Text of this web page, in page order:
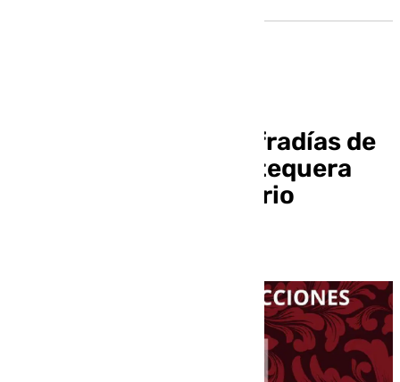
La Agrupación de Cofradías de
Semana Santa de Antequera
establece su calendario